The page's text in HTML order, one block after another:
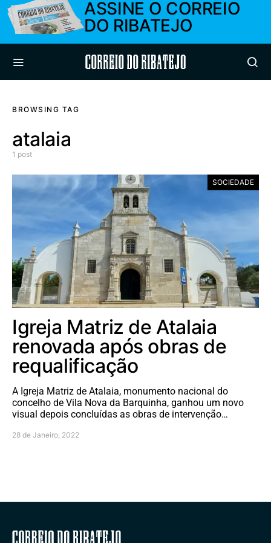
ASSINE O CORREIO
DO RIBATEJO
Correio do Ribatejo
BROWSING TAG
atalaia
1 post
SOCIEDADE
Igreja Matriz de Atalaia
renovada após obras de
requalificação
A Igreja Matriz de Atalaia, monumento nacional do
concelho de Vila Nova da Barquinha, ganhou um novo
visual depois concluídas as obras de intervenção…
28 de Janeiro, 2022
Correio do Ribatejo